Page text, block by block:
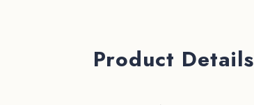
Product Details